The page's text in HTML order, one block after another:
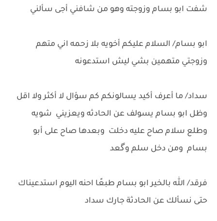
شفت ابو بسام وزوجته وهو من شافني أجى سألني
ابو بسام/ السلام عليكم أخويه بلا زحمه اني متهم
وزوجتي متهمين بشي ليش استدعونه
سداد/ ما أعرف أكيد يسالونكم كم سؤال لا أكثر ولا اقل
وظل ابو بسام يسولف عن الحادثه ويعزيني شويه
وطلع سلام صاح عليه دخلت وبعدها صاح على أبو
بسام ومن دخل سلم وگعد
فرقد/ الله بالخير ابو بسام طبعًا احنه اليوم استدعيناك
حتى نسألك عن الحادثة جارك سداد